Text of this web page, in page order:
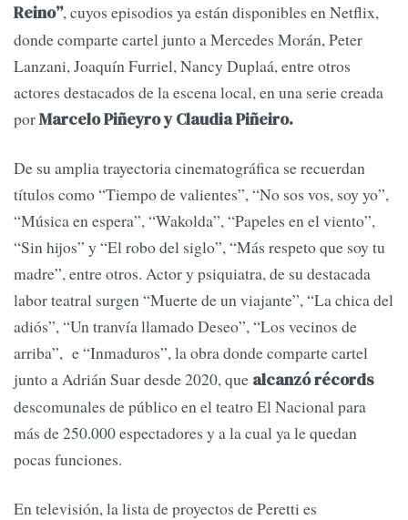
Reino”, cuyos episodios ya están disponibles en Netflix,
donde comparte cartel junto a Mercedes Morán, Peter
Lanzani, Joaquín Furriel, Nancy Duplaá, entre otros
actores destacados de la escena local, en una serie creada
porMarcelo Piñeyro y Claudia Piñeiro.
De su amplia trayectoria cinematográfica se recuerdan
títulos como “Tiempo de valientes”, “No sos vos, soy yo”,
“Música en espera”, “Wakolda”, “Papeles en el viento”,
“Sin hijos” y “El robo del siglo”, “Más respeto que soy tu
madre”, entre otros. Actor y psiquiatra, de su destacada
labor teatral surgen “Muerte de un viajante”, “La chica del
adiós”, “Un tranvía llamado Deseo”, “Los vecinos de
arriba”, e “Inmaduros”, la obra donde comparte cartel
junto a Adrián Suar desde 2020, que alcanzó récords
descomunales de público en el teatro El Nacional para
más de 250.000 espectadores y a la cual ya le quedan
pocas funciones.
En televisión, la lista de proyectos de Peretti es